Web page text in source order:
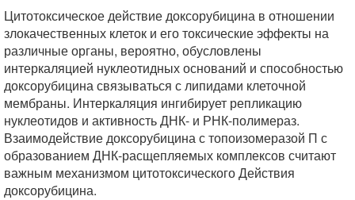
Цитотоксическое действие доксорубицина в отношении
злокачественных клеток и его токсические эффекты на
различные органы, вероятно, обусловлены
интеркаляцией нуклеотидных оснований и способностью
доксорубицина связываться с липидами клеточной
мембраны. Интеркаляция ингибирует репликацию
нуклеотидов и активность ДНК- и РНК-полимераз.
Взаимодействие доксорубицина с топоизомеразой П с
образованием ДНК-расщепляемых комплексов считают
важным механизмом цитотоксического Действия
доксорубицина.